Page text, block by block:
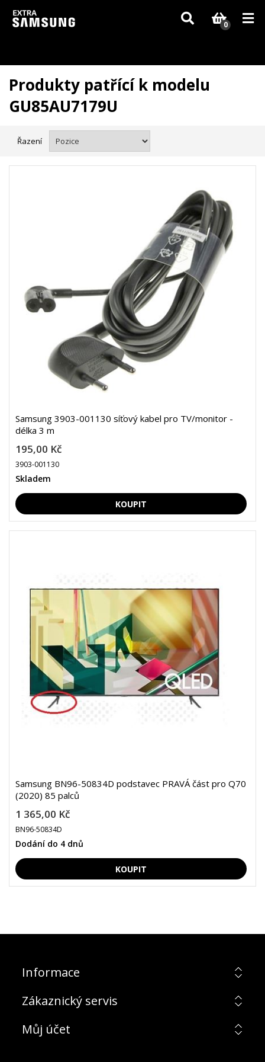
Vzhledem k aktuální situaci se může dodání dílů, které nejsou skladem,
zpozdit. Děkujeme za pochopení.
0
Produkty patřící k modelu
GU85AU7179U
Řazení
Samsung 3903-001130 síťový kabel pro TV/monitor -
délka 3 m
195,00 Kč
3903-001130
Skladem
Samsung BN96-50834D podstavec PRAVÁ část pro Q70
(2020) 85 palců
1 365,00 Kč
BN96-50834D
Dodání do 4 dnů
Informace
Zákaznický servis
Můj účet